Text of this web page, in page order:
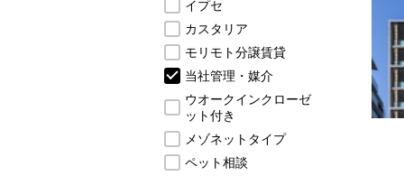
イプセ
カスタリア
モリモト分譲賃貸
当社管理・媒介
ウオークインクローゼ
ット付き
メゾネットタイプ
ペット相談